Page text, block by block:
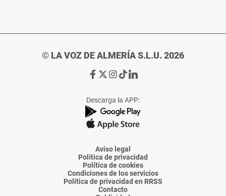
© LA VOZ DE ALMERÍA S.L.U. 2026
Ir
de
La
Voz
Almería
Ir
de
La
Voz
Almería
Ir
de
La
Voz
Almería
Ir
de
La
Voz
Almería
Ir
de
La
Voz
Descarga la APP:
Aviso legal
Política de privacidad
Política de cookies
Condiciones de los servicios
Política de privacidad en RRSS
Contacto